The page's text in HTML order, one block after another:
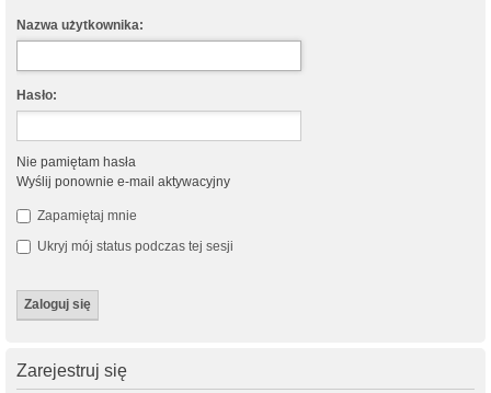
Nazwa użytkownika:
Hasło:
Nie pamiętam hasła
Wyślij ponownie e-mail aktywacyjny
Zapamiętaj mnie
Ukryj mój status podczas tej sesji
Zarejestruj się